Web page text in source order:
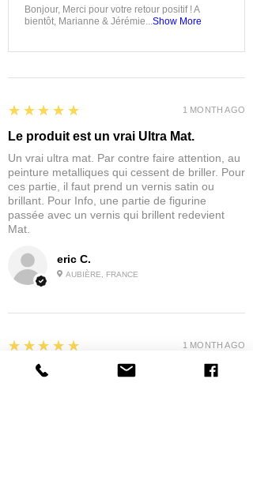
Bonjour, Merci pour votre retour positif ! A
bientôt, Marianne & Jérémie...Show More
eric C.
AUBIÈRE, FRANCE
5
★★★★★
Le produit est un vrai Ultra Mat.
Un vrai ultra mat. Par contre faire attention, au
peinture metalliques qui cessent de briller. Pour
ces partie, il faut prend un vernis satin ou
brillant. Pour Info, une partie de figurine
passée avec un vernis qui brillent redevient
Mat.
1 MONTH AGO
5
★★★★★
tres bonne
1 MONTH AGO